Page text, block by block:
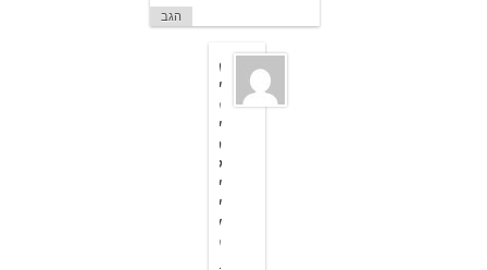
הגב
מ
י
ר
י
פ
ל
י
י
ש
ר